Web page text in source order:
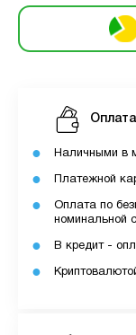
частинами
9
придбати
Для
мати
Максимальна
З боку ПУМБ
Оплата
Наличными в
Платежной
Оплата по
номинальной
В кредит -